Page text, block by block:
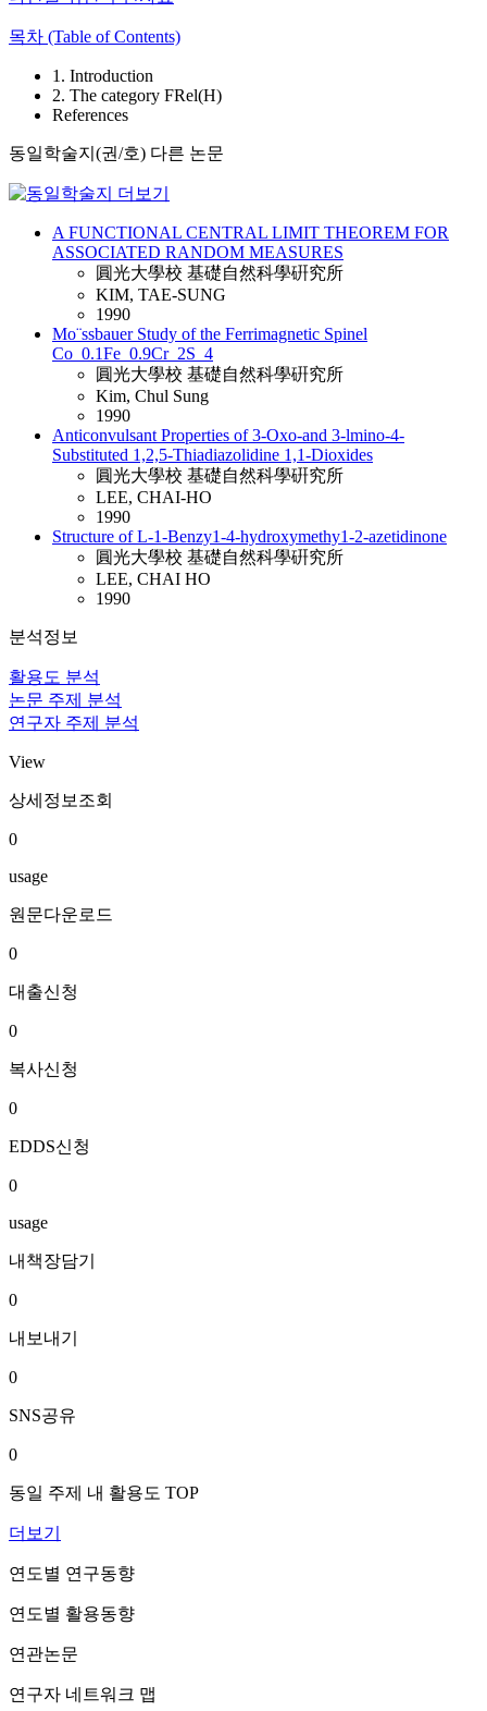
목차 (Table of Contents)
1. Introduction
2. The category FRel(H)
References
동일학술지(권/호) 다른 논문
A FUNCTIONAL CENTRAL LIMIT THEOREM FOR
ASSOCIATED RANDOM MEASURES
圓光大學校 基礎自然科學硏究所
KIM, TAE-SUNG
1990
Mo¨ssbauer Study of the Ferrimagnetic Spinel
Co_0.1Fe_0.9Cr_2S_4
圓光大學校 基礎自然科學硏究所
Kim, Chul Sung
1990
Anticonvulsant Properties of 3-Oxo-and 3-lmino-4-
Substituted 1,2,5-Thiadiazolidine 1,1-Dioxides
圓光大學校 基礎自然科學硏究所
LEE, CHAI-HO
1990
Structure of L-1-Benzy1-4-hydroxymethy1-2-azetidinone
圓光大學校 基礎自然科學硏究所
LEE, CHAI HO
1990
분석정보
활용도 분석
논문 주제 분석
연구자 주제 분석
View
상세정보조회
0
usage
원문다운로드
0
대출신청
0
복사신청
0
EDDS신청
0
usage
내책장담기
0
내보내기
0
SNS공유
0
동일 주제 내 활용도 TOP
더보기
연도별 연구동향
연도별 활용동향
연관논문
연구자 네트워크 맵